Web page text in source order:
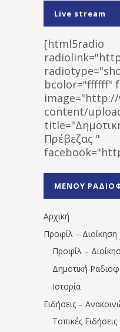
Live stream
[html5radio
bcolor="ffffff"
image="http://
content/
Πρέβεζας "
ΜΕΝΟΥ
Αρχική
Προφίλ – Διοίκηση
Προφίλ –
Δημοτική
Ιστορία
Ειδήσεις –
Τοπικές Ειδήσεις